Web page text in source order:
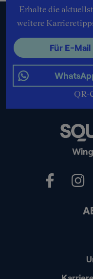
Erhalte die
weitere
Für E-
QR-